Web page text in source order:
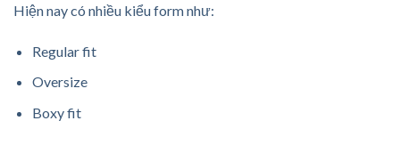
Hiện nay có nhiều kiểu form như:
Regular fit
Oversize
Boxy fit